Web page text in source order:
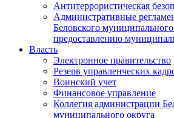
Антитеррористическая
Административные
Беловского
предоставлению
Власть
Электронное правительство
Резерв управленческих
Воинский учет
Финансовое управление
Коллегия администрации
муниципального округа